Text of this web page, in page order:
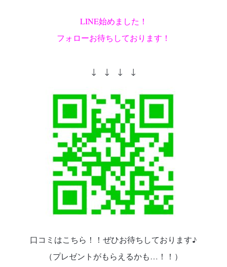
LINE始めました！
フォローお待ちしております！
↓ ↓ ↓ ↓
口コミはこちら！！ぜひお待ちしております♪
（プレゼントがもらえるかも…！！）